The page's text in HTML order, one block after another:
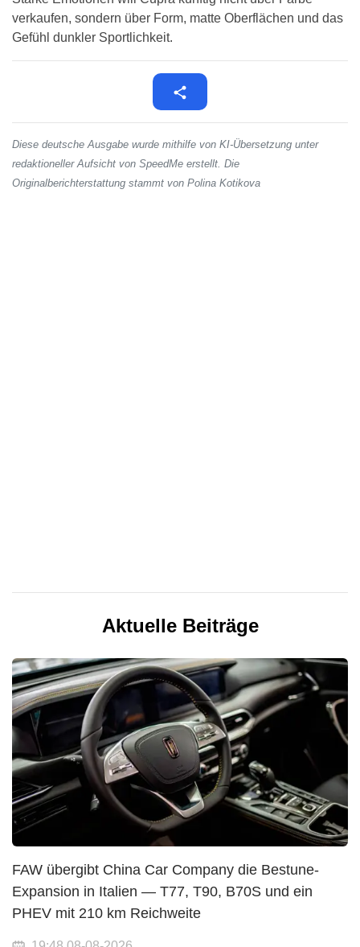
verkaufen, sondern über Form, matte Oberflächen und das
Gefühl dunkler Sportlichkeit.
Diese deutsche Ausgabe wurde mithilfe von KI-Übersetzung unter
redaktioneller Aufsicht von SpeedMe erstellt. Die
Originalberichterstattung stammt von Polina Kotikova
Aktuelle Beiträge
FAW übergibt China Car Company die Bestune-
Expansion in Italien — T77, T90, B70S und ein
PHEV mit 210 km Reichweite